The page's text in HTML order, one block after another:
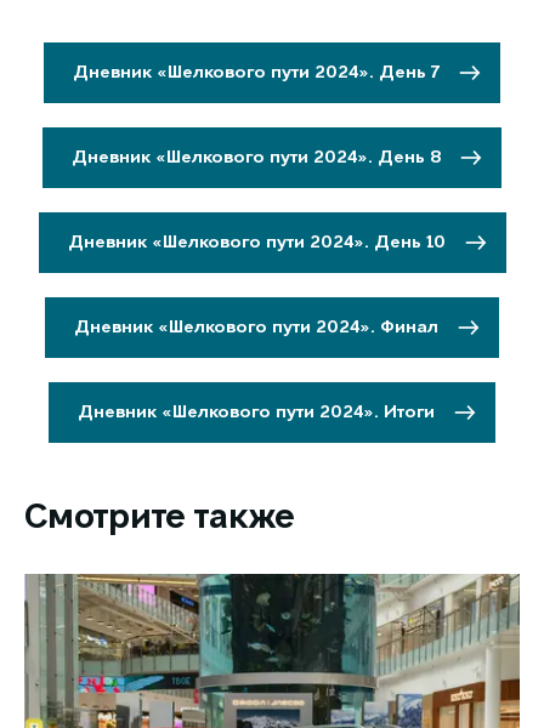
Дневник «Шелкового пути 2024». День 7
Дневник «Шелкового пути 2024». День 8
Дневник «Шелкового пути 2024». День 10
Дневник «Шелкового пути 2024». Финал
Дневник «Шелкового пути 2024». Итоги
Смотрите также